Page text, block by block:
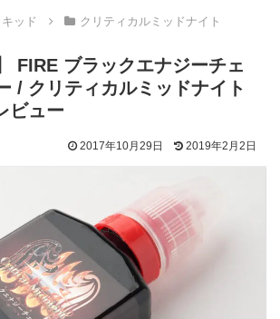
キッド クリティカルミッドナイト
FIRE ブラックエナジーチェ
/ クリティカルミッドナイト
ビュー
2017年10月29日 2019年2月2日